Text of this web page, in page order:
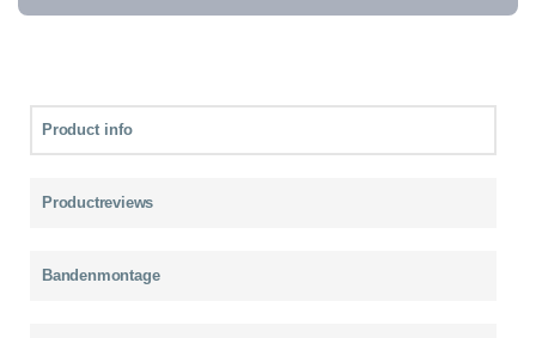
Product info
Productreviews
Bandenmontage